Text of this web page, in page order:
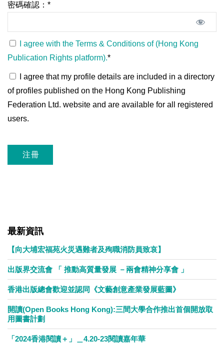
密碼確認：*
I agree with the Terms & Conditions of (Hong Kong
Publication Rights platform).*
I agree that my profile details are included in a directory
of profiles published on the Hong Kong Publishing
Federation Ltd. website and are available for all registered
users.
沒有val
最新資訊
【向大埔宏福苑火災遇難者及殉職消防員致哀】
出版界交流會 「 推動高質量發展 －兩會精神分享會 」
香港出版總會歡迎並認同《文藝創意產業發展藍圖》
開讀(Open Books Hong Kong):三間大學合作推出首個開放取
用圖書計劃
「2024香港閱讀＋」＿4.20-23閱讀嘉年華